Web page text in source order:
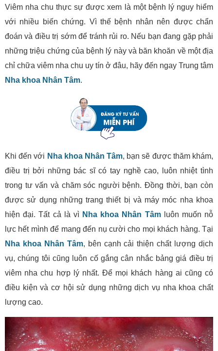
Viêm nha chu thực sự được xem là một bệnh lý nguy hiểm
với nhiều biến chứng. Vì thế bệnh nhân nên được chẩn
đoán và điều trị sớm để tránh rủi ro. Nếu bạn đang gặp phải
những triệu chứng của bệnh lý này và băn khoăn về một địa
chỉ chữa viêm nha chu uy tín ở đâu, hãy đến ngay Trung tâm
Nha khoa Nhân Tâm.
Khi đến với Nha khoa Nhân Tâm, bạn sẽ được thăm khám,
điều trị bởi những bác sĩ có tay nghề cao, luôn nhiệt tình
trong tư vấn và chăm sóc người bệnh. Đồng thời, bạn còn
được sử dụng những trang thiết bị và máy móc nha khoa
hiện đại. Tất cả là vì Nha khoa Nhân Tâmluôn muốn nỗ
lực hết mình để mang đến nụ cười cho mọi khách hàng. Tại
Nha khoa Nhân Tâm, bên cạnh cải thiện chất lượng dịch
vụ, chúng tôi cũng luôn cố gắng cân nhắc bảng giá điều trị
viêm nha chu hợp lý nhất. Để mọi khách hàng ai cũng có
điều kiện và cơ hội sử dụng những dịch vụ nha khoa chất
lượng cao.